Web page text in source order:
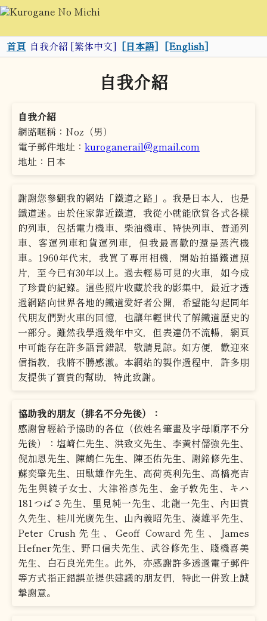
首頁 自我介紹 [繁体中文] [日本語] [English]
自我介紹
自我介紹
網路暱稱：Noz（男）
電子郵件地址： kuroganerail@gmail.com
地址：日本
謝謝您參觀我的網站「鐵道之路」。我是日本人，也是
鐵道迷。由於住家靠近鐵道，我從小就能欣賞各式各樣
的列車，包括電力機車、柴油機車、特快列車、普通列
車、客運列車和貨運列車，但我最喜歡的還是蒸汽機
車。1960年代末，我買了專用相機，開始拍攝鐵道照
片，至今已有30年以上。過去輕易可見的火車，如今成
了珍貴的紀錄。這些照片收藏於我的影集中，最近才透
過網路向世界各地的鐵道愛好者公開，希望能勾起同年
代朋友們對火車的回憶，也讓年輕世代了解鐵道歷史的
一部分。雖然我學過幾年中文，但表達仍不流暢，網頁
中可能存在許多語言錯誤，敬請見諒。如方便，歡迎來
信指教，我將不勝感激。本網站的製作過程中，許多朋
友提供了寶貴的幫助，特此致謝。
協助我的朋友（排名不分先後）：
感謝曾經給予協助的各位（依姓名筆畫及字母順序不分
先後）：塩崎仁先生、洪致文先生、李黃村儒強先生、
倪加恩先生、陳鶴仁先生、陳丕佑先生、謝銘修先生、
蘇奕肇先生、田駄雄作先生、高荷英利先生、高橋亮吉
先生與綾子女士、大津裕彥先生、金子敦先生、キハ
181つばさ先生、里見純一先生、北龍一先生、內田貴
久先生、桂川光廣先生、山內義昭先生、湊雄平先生、
Peter Crush先生、Geoff Coward先生、James
Hefner先生、野口信夫先生、武谷修先生、賤機喜美
先生、白石良光先生。此外，亦感謝許多透過電子郵件
等方式指正錯誤並提供建議的朋友們，特此一併致上誠
摯謝意。